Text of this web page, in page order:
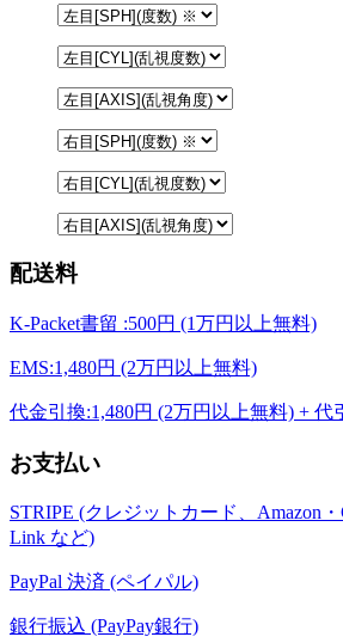
配送料
K-Packet書留 :500円 (1万円以上無料)
EMS:1,480円 (2万円以上無料)
代金引換:1,480円 (2万円以上無料) + 代
お支払い
STRIPE (クレジットカード、Amazon・
Link など)
PayPal 決済 (ペイパル)
銀行振込 (PayPay銀行)